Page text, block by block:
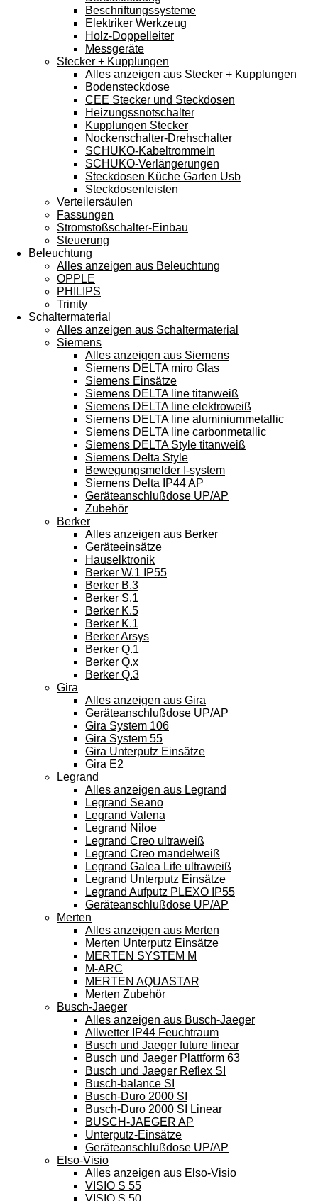
Beschriftungssysteme
Elektriker Werkzeug
Holz-Doppelleiter
Messgeräte
Stecker + Kupplungen
Alles anzeigen aus Stecker + Kupplungen
Bodensteckdose
CEE Stecker und Steckdosen
Heizungssnotschalter
Kupplungen Stecker
Nockenschalter-Drehschalter
SCHUKO-Kabeltrommeln
SCHUKO-Verlängerungen
Steckdosen Küche Garten Usb
Steckdosenleisten
Verteilersäulen
Fassungen
Stromstoßschalter-Einbau
Steuerung
Beleuchtung
Alles anzeigen aus Beleuchtung
OPPLE
PHILIPS
Trinity
Schaltermaterial
Alles anzeigen aus Schaltermaterial
Siemens
Alles anzeigen aus Siemens
Siemens DELTA miro Glas
Siemens Einsätze
Siemens DELTA line titanweiß
Siemens DELTA line elektroweiß
Siemens DELTA line aluminiummetallic
Siemens DELTA line carbonmetallic
Siemens DELTA Style titanweiß
Siemens Delta Style
Bewegungsmelder I-system
Siemens Delta IP44 AP
Geräteanschlußdose UP/AP
Zubehör
Berker
Alles anzeigen aus Berker
Geräteeinsätze
Hauselktronik
Berker W.1 IP55
Berker B.3
Berker S.1
Berker K.5
Berker K.1
Berker Arsys
Berker Q.1
Berker Q.x
Berker Q.3
Gira
Alles anzeigen aus Gira
Geräteanschlußdose UP/AP
Gira System 106
Gira System 55
Gira Unterputz Einsätze
Gira E2
Legrand
Alles anzeigen aus Legrand
Legrand Seano
Legrand Valena
Legrand Niloe
Legrand Creo ultraweiß
Legrand Creo mandelweiß
Legrand Galea Life ultraweiß
Legrand Unterputz Einsätze
Legrand Aufputz PLEXO IP55
Geräteanschlußdose UP/AP
Merten
Alles anzeigen aus Merten
Merten Unterputz Einsätze
MERTEN SYSTEM M
M-ARC
MERTEN AQUASTAR
Merten Zubehör
Busch-Jaeger
Alles anzeigen aus Busch-Jaeger
Allwetter IP44 Feuchtraum
Busch und Jaeger future linear
Busch und Jaeger Plattform 63
Busch und Jaeger Reflex SI
Busch-balance SI
Busch-Duro 2000 SI
Busch-Duro 2000 SI Linear
BUSCH-JAEGER AP
Unterputz-Einsätze
Geräteanschlußdose UP/AP
Elso-Visio
Alles anzeigen aus Elso-Visio
VISIO S 55
VISIO S 50